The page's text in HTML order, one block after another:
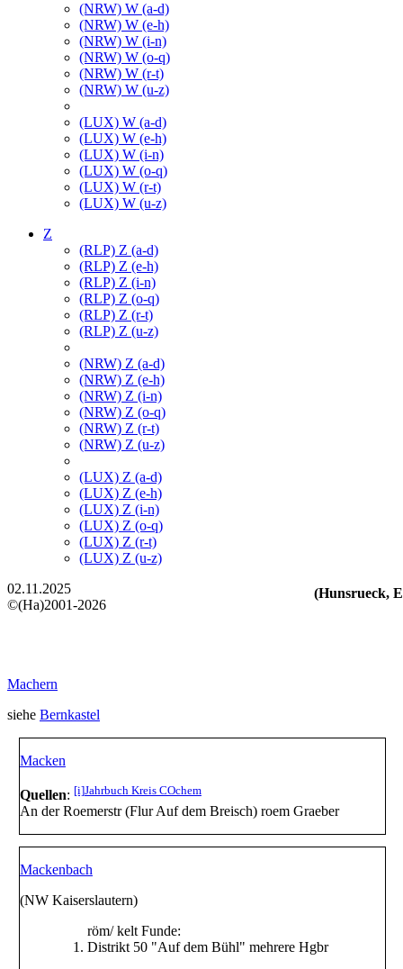
(NRW) W (a-d)
(NRW) W (e-h)
(NRW) W (i-n)
(NRW) W (o-q)
(NRW) W (r-t)
(NRW) W (u-z)
(LUX) W (a-d)
(LUX) W (e-h)
(LUX) W (i-n)
(LUX) W (o-q)
(LUX) W (r-t)
(LUX) W (u-z)
Z
(RLP) Z (a-d)
(RLP) Z (e-h)
(RLP) Z (i-n)
(RLP) Z (o-q)
(RLP) Z (r-t)
(RLP) Z (u-z)
(NRW) Z (a-d)
(NRW) Z (e-h)
(NRW) Z (i-n)
(NRW) Z (o-q)
(NRW) Z (r-t)
(NRW) Z (u-z)
(LUX) Z (a-d)
(LUX) Z (e-h)
(LUX) Z (i-n)
(LUX) Z (o-q)
(LUX) Z (r-t)
(LUX) Z (u-z)
(Hunsrueck,
02.11.2025
©(Ha)2001-2026
Machern
siehe Bernkastel
Macken
Quellen: [i]Jahrbuch Kreis COchem
An der Roemerstr (Flur Auf dem Breisch) roem Graeber
Mackenbach
(NW Kaiserslautern)
röm/ kelt Funde:
Distrikt 50 "Auf dem Bühl" mehrere Hgbr